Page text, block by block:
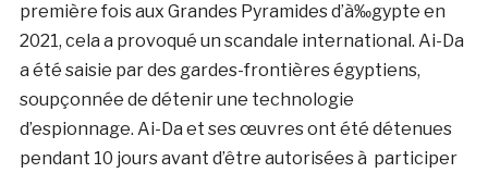
première fois aux Grandes Pyramides d’à‰gypte en
2021, cela a provoqué un scandale international. Ai-Da
a été saisie par des gardes-frontières égyptiens,
soupçonnée de détenir une technologie
d’espionnage. Ai-Da et ses œuvres ont été détenues
pendant 10 jours avant d’être autorisées à participer